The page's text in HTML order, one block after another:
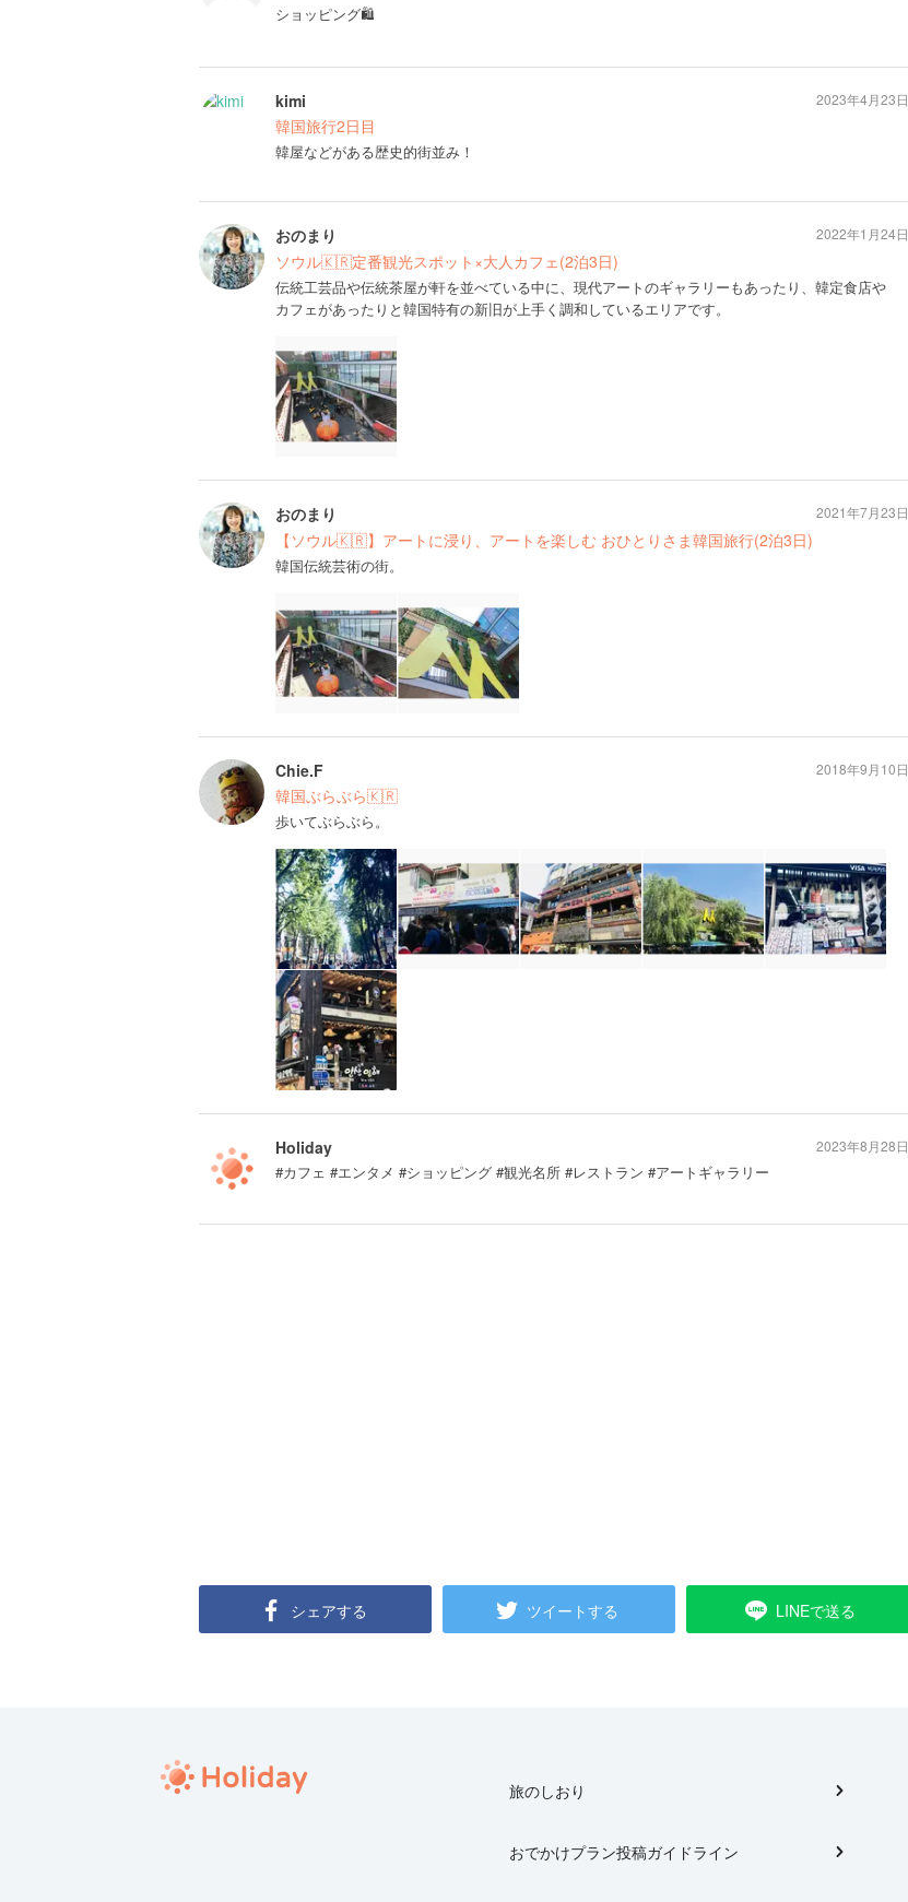
ショッピング🛍
kimi
韓国旅行2日目
韓屋などがある歴史的街並み！
2023年4月23日
おのまり
ソウル🇰🇷定番観光スポット×大人カフェ(2泊3日)
伝統工芸品や伝統茶屋が軒を並べている中に、現代アートのギャラリーもあったり、韓定食店や
カフェがあったりと韓国特有の新旧が上手く調和しているエリアです。
2022年1月24日
おのまり
【ソウル🇰🇷】アートに浸り、アートを楽しむ おひとりさま韓国旅行(2泊3日)
韓国伝統芸術の街。
2021年7月23日
Chie.F
韓国ぶらぶら🇰🇷
歩いてぶらぶら。
2018年9月10日
Holiday
#カフェ #エンタメ #ショッピング #観光名所 #レストラン #アートギャラリー
2023年8月28日
シェアする ツイートする LINEで送る
旅のしおり
おでかけプラン投稿ガイドライン